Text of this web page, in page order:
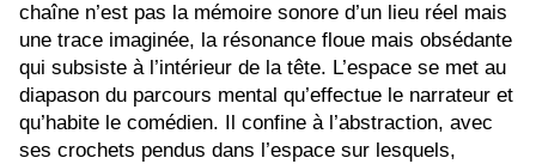
chaîne n’est pas la mémoire sonore d’un lieu réel mais
une trace imaginée, la résonance floue mais obsédante
qui subsiste à l’intérieur de la tête. L’espace se met au
diapason du parcours mental qu’effectue le narrateur et
qu’habite le comédien. Il confine à l’abstraction, avec
ses crochets pendus dans l’espace sur lesquels,